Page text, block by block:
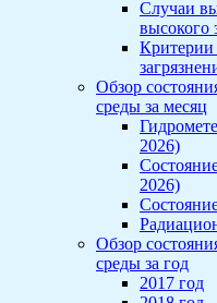
Случаи
высокого
Критерии
Обзор
среды за месяц
2026)
2026)
Обзор
среды за год
2017 год